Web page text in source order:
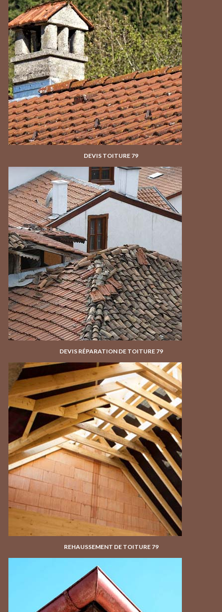
DEVIS TOITURE 79
DEVIS RÉPARATION DE TOITURE 79
REHAUSSEMENT DE TOITURE 79